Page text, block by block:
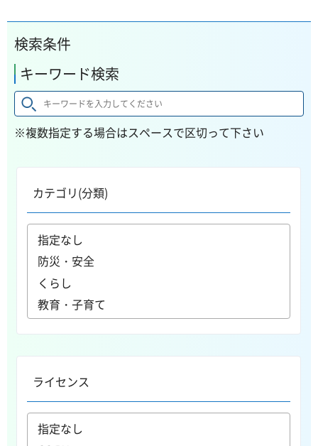
検索条件
キーワード検索
※複数指定する場合はスペースで区切って下さい
カテゴリ(分類)
ライセンス